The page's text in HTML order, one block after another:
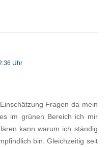
Uhr
Fragen da mein
im grünen Bereich ich mir
kann warum ich ständig
bin. Gleichzeitig seit